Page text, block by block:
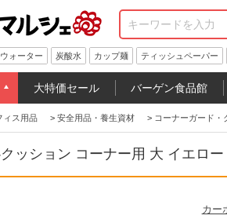
ォーター 炭酸水 カップ麺 ティッシュペーパー
大特価セール バーゲン食品館
ィス用品 > 安全用品・養生資材 > コーナーガード・
ッション コーナー用 大 イエロ
カー